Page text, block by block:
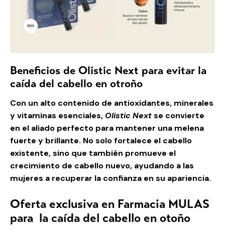
Beneficios de Olistic Next para evitar la
caída del cabello en otroño
Con un alto contenido de antioxidantes, minerales
y vitaminas esenciales, Olistic Nextse convierte
en el aliado perfecto para mantener una melena
fuerte y brillante. No solo fortalece el cabello
existente, sino que también promueve el
crecimiento de cabello nuevo, ayudando a las
mujeres a recuperar la confianza en su apariencia.
Oferta exclusiva en Farmacia MULAS
para la caída del cabello en otoño